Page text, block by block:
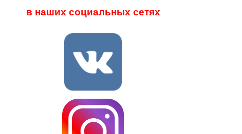
в наших социальных сетях